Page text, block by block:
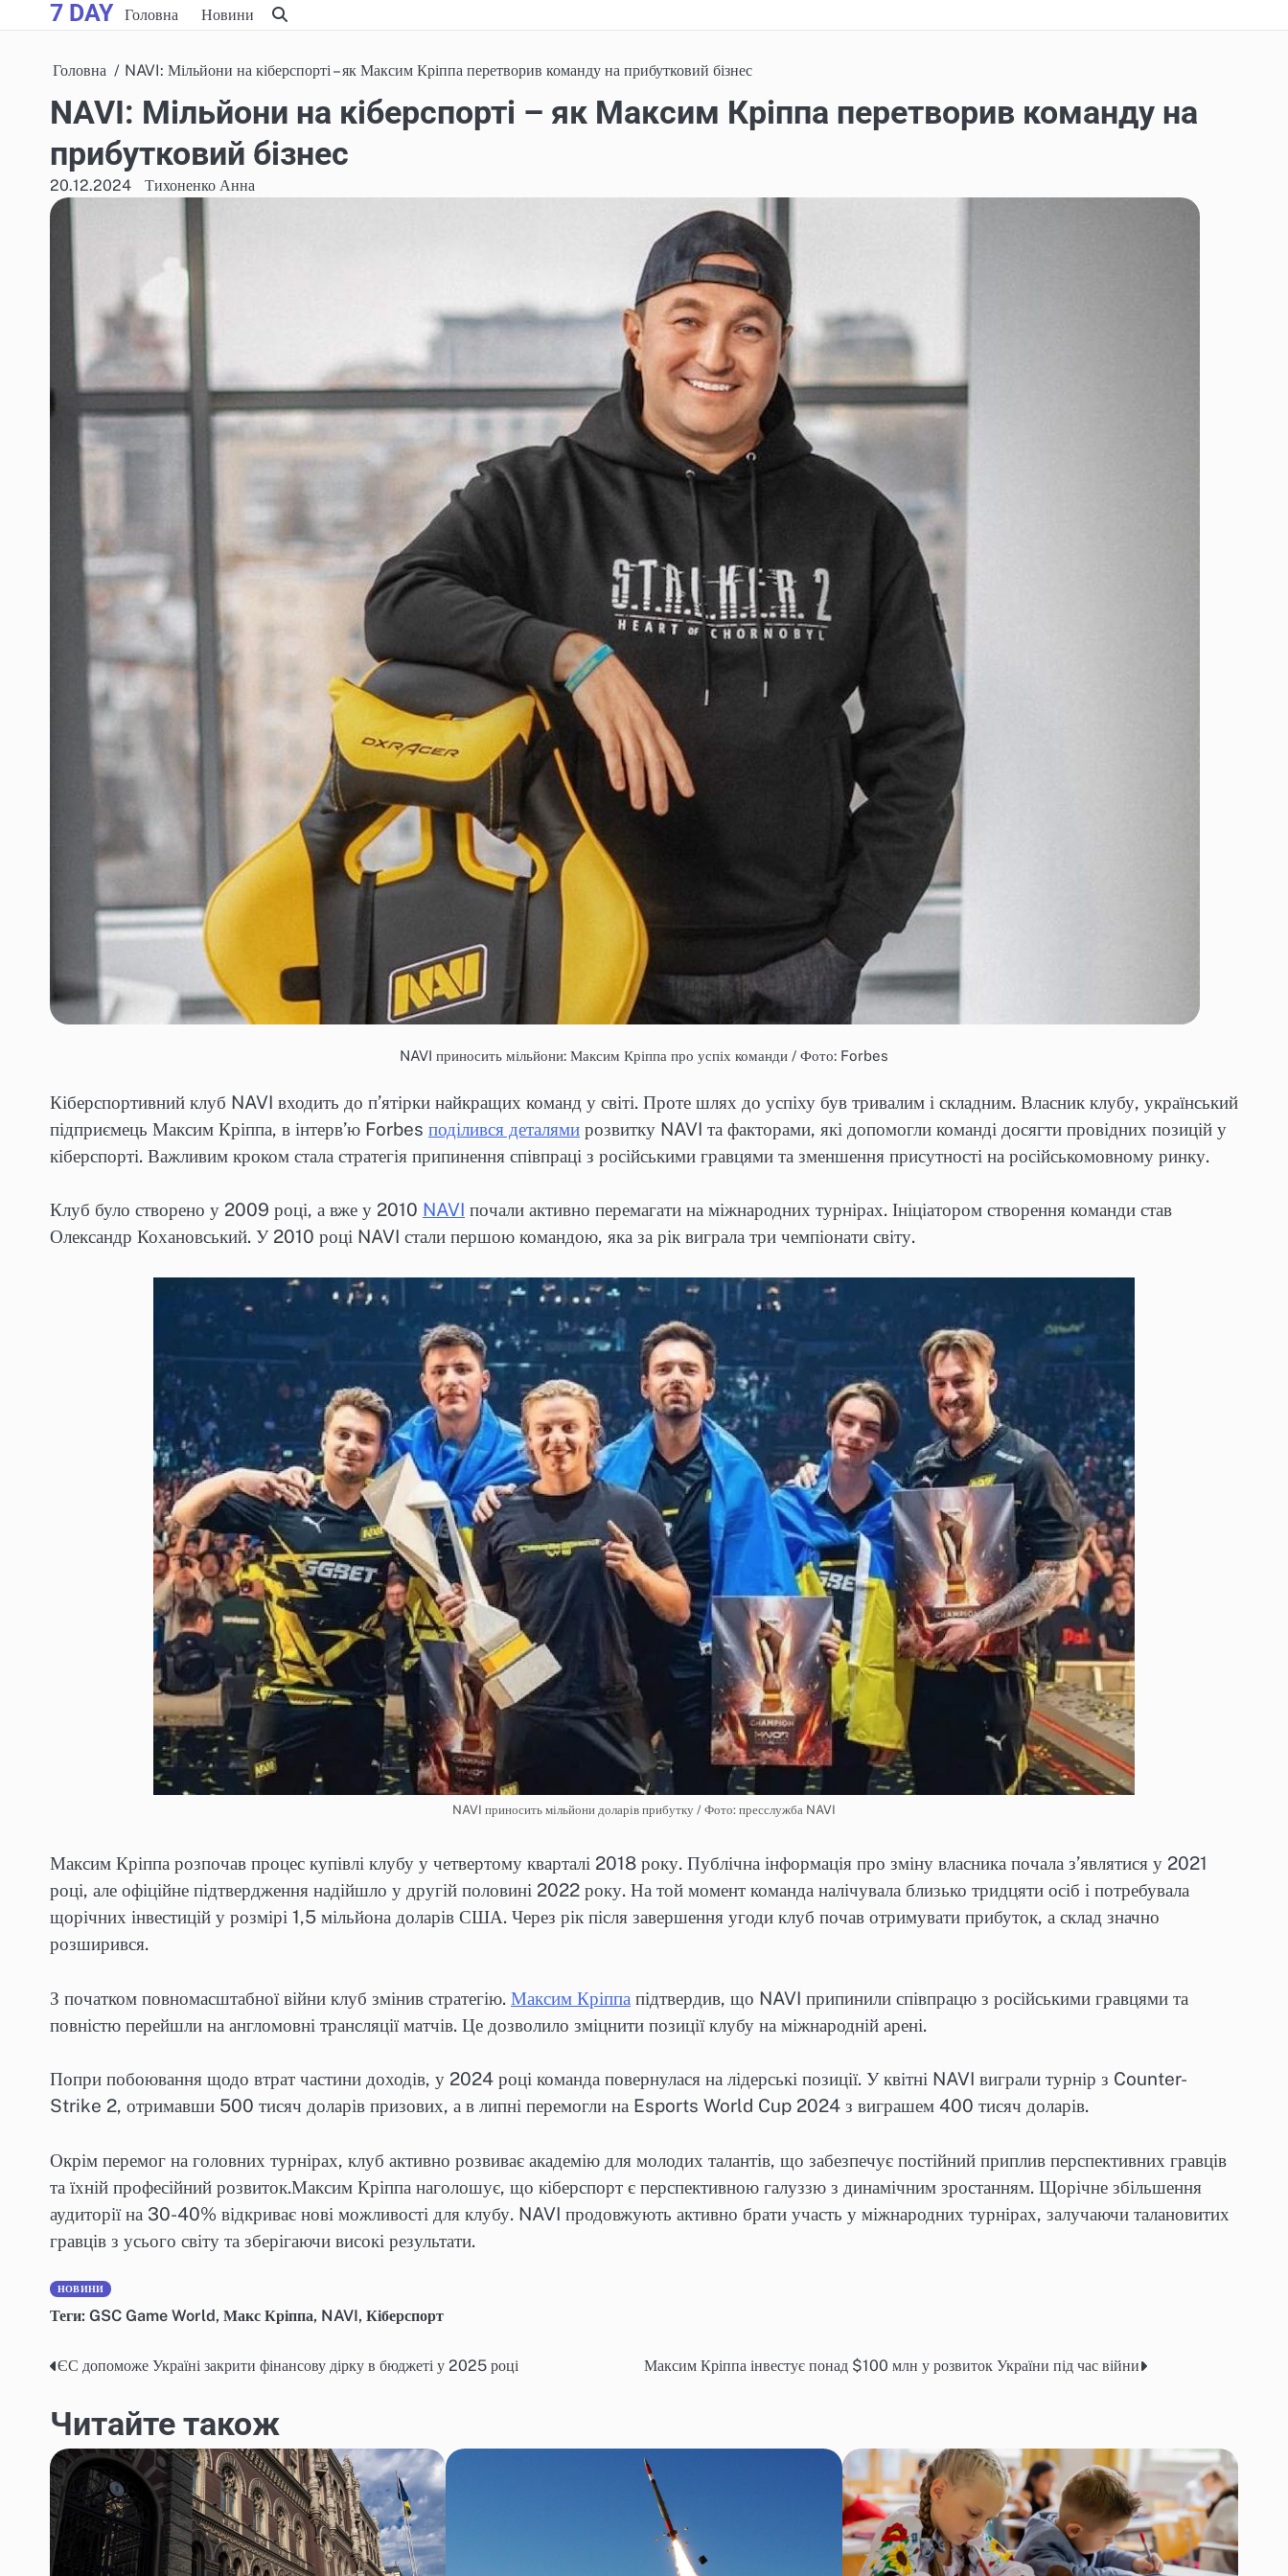
to
7 DAY Головна Новини
Головна NAVI: Мільйони на кіберспорті – як Максим Кріппа перетворив команду на прибутковий бізнес
NAVI: Мільйони на кіберспорті – як Максим Кріппа перетворив команду на
прибутковий бізнес
20.12.2024 Тихоненко Анна
NAVI приносить мільйони: Максим Кріппа про успіх команди / Фото: Forbes
Кіберспортивний клуб NAVI входить до п’ятірки найкращих команд у світі. Проте шлях до успіху був тривалим і складним. Власник клубу, український
підприємець Максим Кріппа, в інтерв’ю Forbes поділився деталями розвитку NAVI та факторами, які допомогли команді досягти провідних позицій у
кіберспорті. Важливим кроком стала стратегія припинення співпраці з російськими гравцями та зменшення присутності на російськомовному ринку.
Клуб було створено у 2009 році, а вже у 2010 NAVI почали активно перемагати на міжнародних турнірах. Ініціатором створення команди став
Олександр Кохановський. У 2010 році NAVI стали першою командою, яка за рік виграла три чемпіонати світу.
NAVI приносить мільйони доларів прибутку / Фото: пресслужба NAVI
Максим Кріппа розпочав процес купівлі клубу у четвертому кварталі 2018 року. Публічна інформація про зміну власника почала з’являтися у 2021
році, але офіційне підтвердження надійшло у другій половині 2022 року. На той момент команда налічувала близько тридцяти осіб і потребувала
щорічних інвестицій у розмірі 1,5 мільйона доларів США. Через рік після завершення угоди клуб почав отримувати прибуток, а склад значно
розширився.
З початком повномасштабної війни клуб змінив стратегію. Максим Кріппа підтвердив, що NAVI припинили співпрацю з російськими гравцями та
повністю перейшли на англомовні трансляції матчів. Це дозволило зміцнити позиції клубу на міжнародній арені.
Попри побоювання щодо втрат частини доходів, у 2024 році команда повернулася на лідерські позиції. У квітні NAVI виграли турнір з Counter-
Strike 2, отримавши 500 тисяч доларів призових, а в липні перемогли на Esports World Cup 2024 з виграшем 400 тисяч доларів.
Окрім перемог на головних турнірах, клуб активно розвиває академію для молодих талантів, що забезпечує постійний приплив перспективних гравців
та їхній професійний розвиток.Максим Кріппа наголошує, що кіберспорт є перспективною галуззю з динамічним зростанням. Щорічне збільшення
аудиторії на 30-40% відкриває нові можливості для клубу. NAVI продовжують активно брати участь у міжнародних турнірах, залучаючи талановитих
гравців з усього світу та зберігаючи високі результати.
НОВИНИ
Теги: GSC Game World, Макс Кріппа, NAVI, Кіберспорт
Навігація
записів
ЄС допоможе Україні закрити фінансову дірку в бюджеті у 2025 році Максим Кріппа інвестує понад $100 млн у розвиток України під час війни
Читайте також